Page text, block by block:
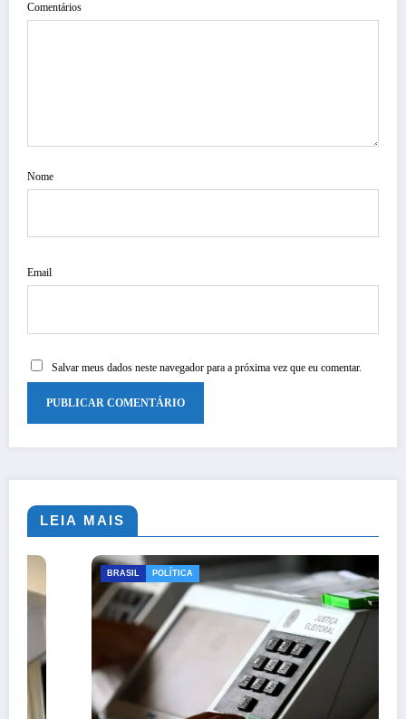
Comentários
Nome
Email
Salvar meus dados neste navegador para a próxima vez que eu comentar.
LEIA MAIS
POLÍTICA